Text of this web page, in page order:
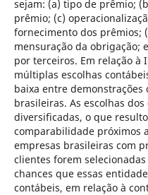
sejam: (a) tipo de prêmio;
prêmio; (c)
fornecimento dos prêmios;
mensuração da obrigação;
por terceiros. Em relação à
múltiplas escolhas
baixa entre
brasileiras. As escolhas
diversificadas, o que
comparabilidade próximos
empresas brasileiras com
clientes forem
chances que essas
contábeis, em relação à